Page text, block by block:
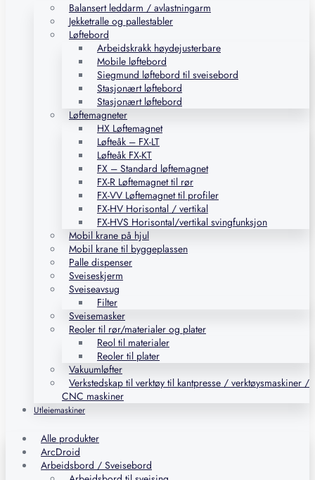
Balansert leddarm / avlastningarm
Jekketralle og pallestabler
Løftebord
Arbeidskrakk høydejusterbare
Mobile løftebord
Siegmund løftebord til sveisebord
Stasjonært løftebord
Stasjonært løftebord
Løftemagneter
HX Løftemagnet
Løfteåk – FX-LT
Løfteåk FX-KT
FX – Standard løftemagnet
FX-R Løftemagnet til rør
FX-VV Løftemagnet til profiler
FX-HV Horisontal / vertikal
FX-HVS Horisontal/vertikal svingfunksjon
Mobil krane på hjul
Mobil krane til byggeplassen
Palle dispenser
Sveiseskjerm
Sveiseavsug
Filter
Sveisemasker
Reoler til rør/materialer og plater
Reol til materialer
Reoler til plater
Vakuumløfter
Verkstedskap til verktøy til kantpresse / verktøysmaskiner /
CNC maskiner
Utleiemaskiner
Alle produkter
ArcDroid
Arbeidsbord / Sveisebord